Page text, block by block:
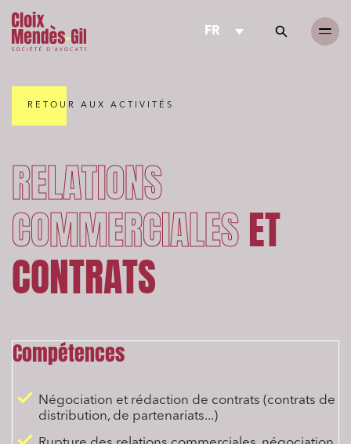
FR
RETOUR AUX ACTIVITÉS
RELATIONS
COMMERCIALESET
CONTRATS
Compétences
Négociation et rédaction de contrats (contrats de
distribution, de partenariats...)